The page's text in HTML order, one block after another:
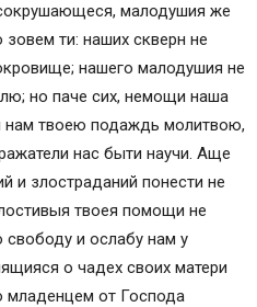
малодушия же
ти: наших скверн не
нашего малодушия не
но паче сих, немощи наша
нам твоею подаждь молитвою,
нас быти научи. Аще
и злостраданий понести не
твоея помощи не
свободу и ослабу нам у
о чадех своих матери
от Господа